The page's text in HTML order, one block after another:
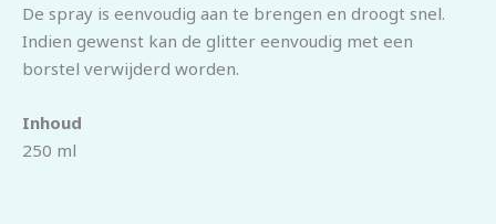
De spray is eenvoudig aan te brengen en droogt snel.
Indien gewenst kan de glitter eenvoudig met een
borstel verwijderd worden.
Inhoud
250 ml